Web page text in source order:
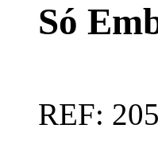
Só
REF: